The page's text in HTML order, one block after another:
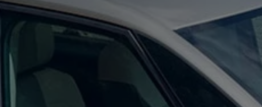
myVolkswagen
myVolkswagen Business
Elektrisch & Autonom
Elektro - & Hybridfahrzeuge
Unser Ansatz
Klimafreundlicher Strom
Ladezeitensimulator
Ladelösungen für Privatkunden
Ladelösungen für Gewerbekunden
Wallbox und Ladekabel